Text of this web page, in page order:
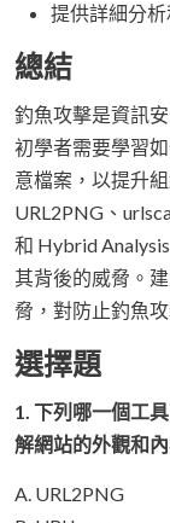
提供詳細分
總結
釣魚攻擊是資訊
初學者需要學習
意檔案，以提升
URL2PNG、
和 Hybrid
其背後的威脅。
脅，對防止釣魚
選擇題
1. 下列哪一個工
解網站的外觀和
A. URL2PNG